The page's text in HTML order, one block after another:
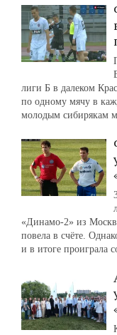
лиги Б в далеком
по одному мячу в
молодым сибирякам
«Динамо-2» из
повела в счёте.
и в итоге проиграла